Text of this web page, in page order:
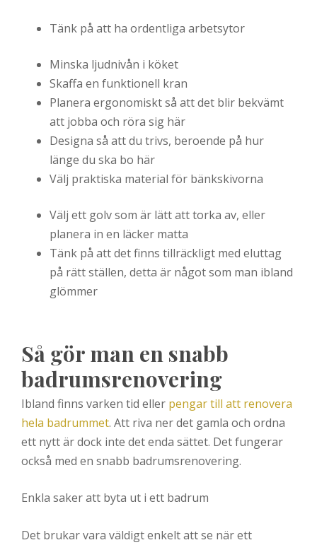
Tänk på att ha ordentliga arbetsytor
Minska ljudnivån i köket
Skaffa en funktionell kran
Planera ergonomiskt så att det blir bekvämt
att jobba och röra sig här
Designa så att du trivs, beroende på hur
länge du ska bo här
Välj praktiska material för bänkskivorna
Välj ett golv som är lätt att torka av, eller
planera in en läcker matta
Tänk på att det finns tillräckligt med eluttag
på rätt ställen, detta är något som man ibland
glömmer
Så gör man en snabb
badrumsrenovering
Ibland finns varken tid eller pengar till att renovera
hela badrummet. Att riva ner det gamla och ordna
ett nytt är dock inte det enda sättet. Det fungerar
också med en snabb badrumsrenovering.
Enkla saker att byta ut i ett badrum
Det brukar vara väldigt enkelt att se när ett